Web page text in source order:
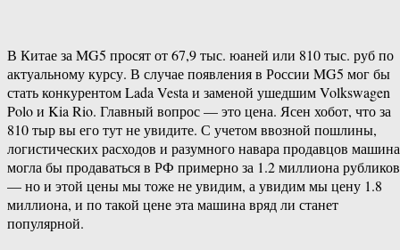
В Китае за MG5 просят от 67,9 тыс. юаней или 810 тыс. руб по
актуальному курсу. В случае появления в России MG5 мог бы
стать конкурентом Lada Vesta и заменой ушедшим Volkswagen
Polo и Kia Rio. Главный вопрос — это цена. Ясен хобот, что за
810 тыр вы его тут не увидите. С учетом ввозной пошлины,
логистических расходов и разумного навара продавцов машина
могла бы продаваться в РФ примерно за 1.2 миллиона рубликов
— но и этой цены мы тоже не увидим, а увидим мы цену 1.8
миллиона, и по такой цене эта машина вряд ли станет
популярной.